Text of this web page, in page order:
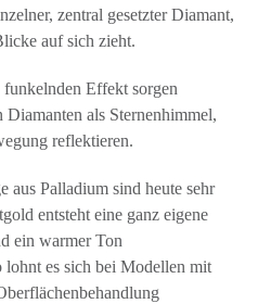
zentral gesetzter Diamant,
auf sich zieht.
Effekt sorgen
als Sternenhimmel,
reflektieren.
aus Palladium sind heute sehr
entsteht eine ganz eigene
ein warmer Ton
lohnt es sich bei Modellen mit